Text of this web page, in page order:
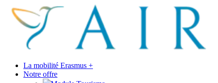
La mobilité Erasmus +
Notre offre